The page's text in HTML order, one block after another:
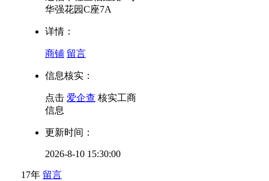
华强花园C座7A
详情：
商铺 留言
信息核实：
点击 爱企查 核实工商
信息
更新时间：
2026-8-10 15:30:00
17年 留言